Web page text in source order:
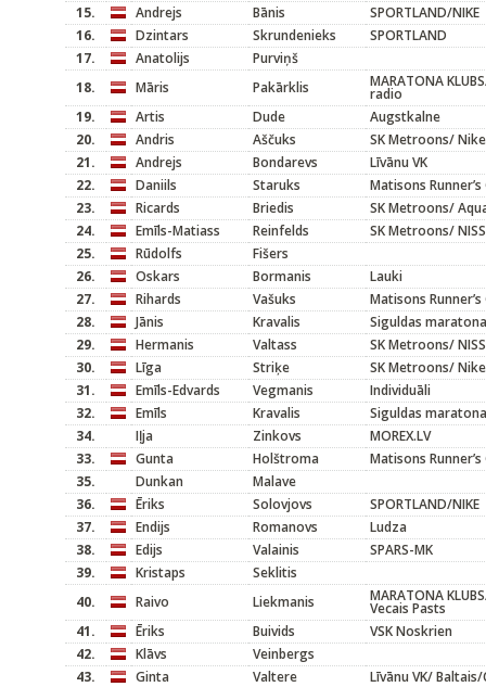
15.
Andrejs Bānis
SPORTLAND/NIKE
16.
Dzintars Skrundenieks
SPORTLAND
17.
Anatolijs
Purviņš
18.
Māris Pakārklis MARATONA
radio
19.
Artis Dude
Augstkalne
20.
Andris Aščuks
SK Metroons/ Nike
21.
Andrejs Bondarevs
Līvānu VK
22.
Daniils Staruks
Matisons Runner’s
23.
Ricards Briedis
SK Metroons/
24.
Emīls-Matiass Reinfelds
SK Metroons/
25.
Rūdolfs
Fišers
26.
Oskars Bormanis
Lauki
27.
Rihards Vašuks
Matisons Runner’s
28.
Jānis Kravalis
Siguldas
29.
Hermanis Valtass
SK Metroons/
30.
Līga Striķe
SK Metroons/ Nike
31.
Emīls-Edvards Vegmanis
Individuāli
32.
Emīls Kravalis
Siguldas
34.
Iļja Zinkovs
MOREX.LV
33.
Gunta Holštroma
Matisons
35.
Dunkan
Malave
36.
Ēriks Solovjovs
SPORTLAND/NIKE
37.
Endijs Romanovs
Ludza
38.
Edijs Valainis
SPARS-MK
39.
Kristaps
Seklitis
40.
Raivo Liekmanis MARATONA
Vecais Pasts
41.
Ēriks Buivids
VSK Noskrien
42.
Klāvs
Veinbergs
43.
Ginta Valtere
Līvānu VK/